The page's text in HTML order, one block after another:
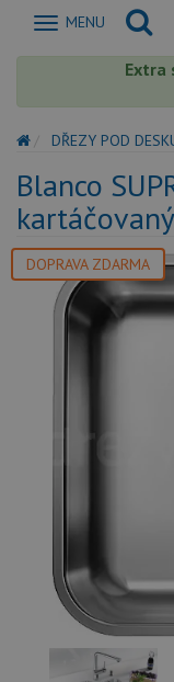
Zobrazit
MENU
Extra
DŘEZY POD
Blanco
DOPRAVA ZDARMA